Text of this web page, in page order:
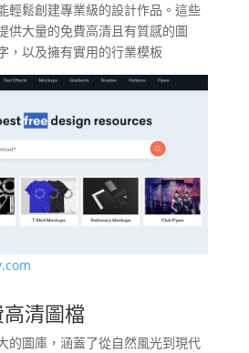
輕鬆創建專業級的設計作品。這些
供大量的免費高清且有質感的圖
，以及擁有實用的行業模板
清圖檔
的圖庫，涵蓋了從自然風光到現代